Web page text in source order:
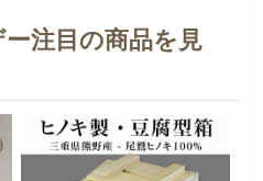
注目の商品を見